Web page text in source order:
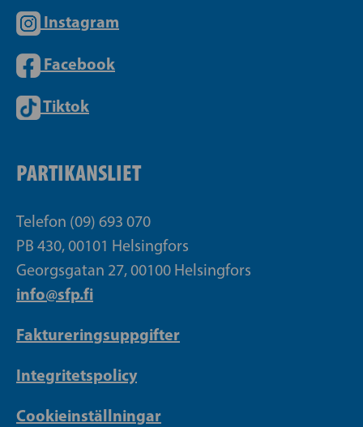
Instagram
Facebook
Tiktok
PARTIKANSLIET
Telefon (09) 693 070
PB 430, 00101 Helsingfors
Georgsgatan 27, 00100 Helsingfors
info@sfp.fi
Faktureringsuppgifter
Integritetspolicy
Cookieinställningar